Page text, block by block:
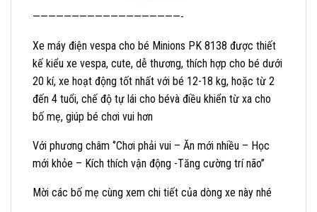
———————————————————-
Xe máy điện vespa cho bé Minions PK 8138 được thiết
kế kiểu xe vespa, cute, dễ thương, thích hợp cho bé dưới
20 kí, xe hoạt động tốt nhất với bé 12-18 kg, hoặc từ 2
đến 4 tuổi, chế độ tự lái cho bévà điều khiển từ xa cho
bố mẹ, giúp bé chơi vui hơn
Với phương châm ‘’Chơi phải vui – Ăn mới nhiều – Học
mới khỏe – Kích thích vận động -Tăng cường trí não’’
Mời các bố mẹ cùng xem chi tiết của dòng xe này nhé